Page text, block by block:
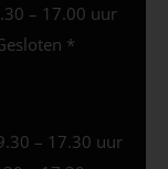
– 17.00 uur
*
– 17.30 uur